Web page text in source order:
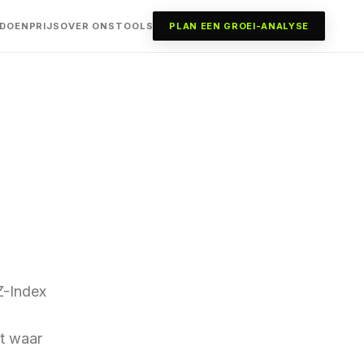
PRIJS OVER ONS TOOLS PLAN EEN GROEI-ANALYSE
Index
waar